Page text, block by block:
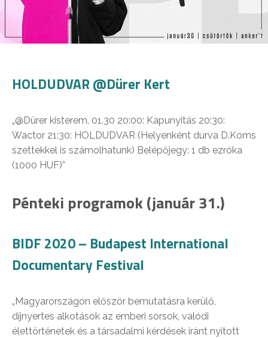
HOLDUDVAR @Dürer Kert
„@Dürer kisterem, 01.30 20:00: Kapunyitás 20:30:
Wactor 21:30: HOLDUDVAR (Helyenként durva D.Koms
szettekkel is számolhatunk) Belépőjegy: 1 db ezróka
(1000 HUF)”
Pénteki programok (január 31.)
BIDF 2020 – Budapest International
Documentary Festival
„Magyarországon először bemutatásra kerülő,
díjnyertes alkotások az emberi sorsok, valódi
élettörténetek és a társadalmi kérdések iránt nyitott